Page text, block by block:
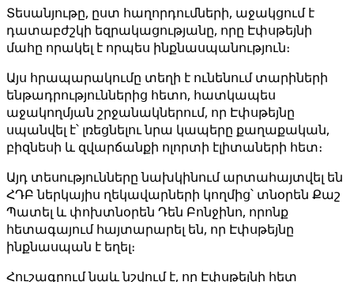
Տեսանյութը, ըստ հաղորդումների, աջակցում է
դատաբժշկի եզրակացությանը, որը Էփսթեյնի
մահը որակել է որպես ինքնասպանություն։
Այս հրապարակումը տեղի է ունենում տարիների
ենթադրություններից հետո, հատկապես
աջակողմյան շրջանակներում, որ Էփսթեյնը
սպանվել է՝ լռեցնելու նրա կապերը քաղաքական,
բիզնեսի և զվարճանքի ոլորտի էլիտաների հետ։
Այդ տեսությունները նախկինում արտահայտվել են
ՀԴԲ ներկայիս ղեկավարների կողմից՝ տնօրեն Քաշ
Պատել և փոխտնօրեն Դեն Բոնջինո, որոնք
հետագայում հայտարարել են, որ Էփսթեյնը
ինքնասպան է եղել։
Հուշագրում նաև նշվում է, որ Էփսթեյնի հետ